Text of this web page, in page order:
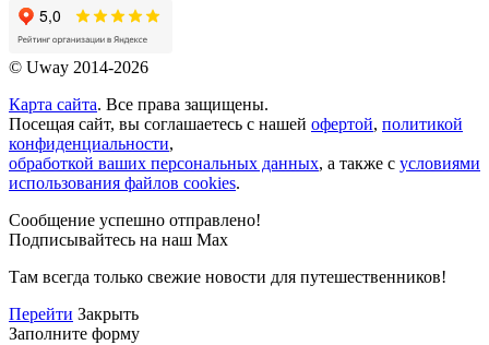
© Uway 2014-2026
Карта сайта. Все права защищены.
Посещая сайт, вы соглашаетесь с нашей офертой, политикой
конфиденциальности,
обработкой ваших персональных данных, а также с условиями
использования файлов cookies.
Сообщение успешно отправлено!
Подписывайтесь на наш Max
Там всегда только свежие новости для путешественников!
Перейти Закрыть
Заполните форму